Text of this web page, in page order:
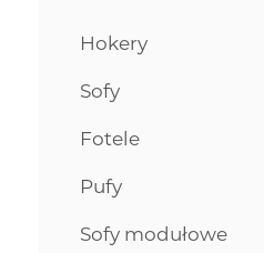
Hokery
Sofy
Fotele
Pufy
Sofy modułowe